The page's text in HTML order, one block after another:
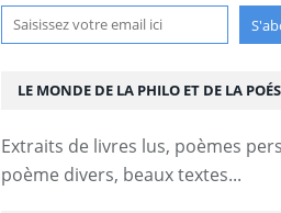
LE MONDE DE LA PHILO ET DE LA
Extraits de livres lus, poèmes
poème divers, beaux textes...